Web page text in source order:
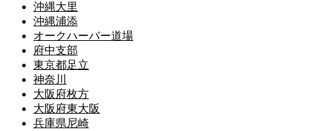
沖縄大里
沖縄浦添
オークハーバー道場
府中支部
東京都足立
神奈川
大阪府枚方
大阪府東大阪
兵庫県尼崎